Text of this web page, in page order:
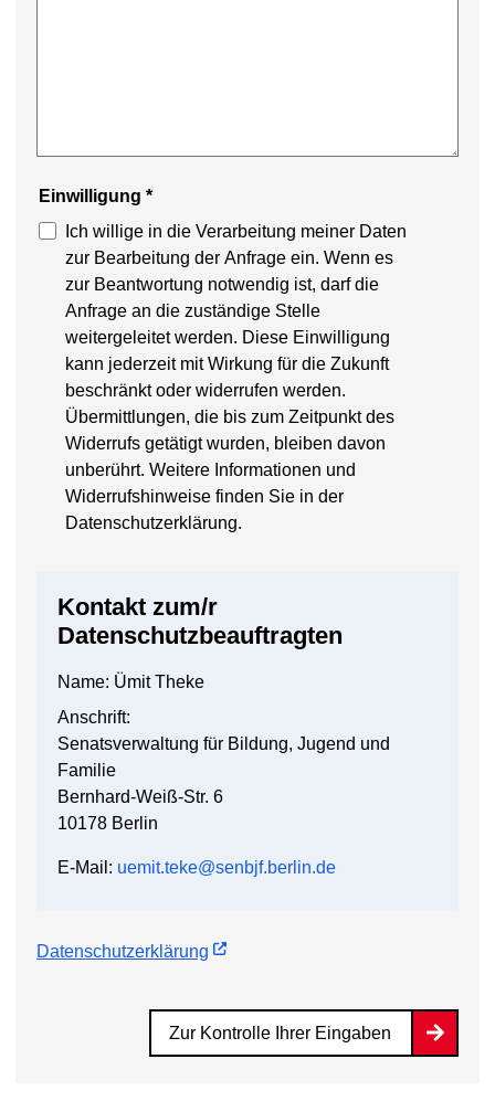
Einwilligung *
Ich willige in die Verarbeitung meiner Daten
zur Bearbeitung der Anfrage ein. Wenn es
zur Beantwortung notwendig ist, darf die
Anfrage an die zuständige Stelle
weitergeleitet werden. Diese Einwilligung
kann jederzeit mit Wirkung für die Zukunft
beschränkt oder widerrufen werden.
Übermittlungen, die bis zum Zeitpunkt des
Widerrufs getätigt wurden, bleiben davon
unberührt. Weitere Informationen und
Widerrufshinweise finden Sie in der
Datenschutzerklärung.
Kontakt zum/r
Datenschutzbeauftragten
Name: Ümit Theke
Anschrift:
Senatsverwaltung für Bildung, Jugend und
Familie
Bernhard-Weiß-Str. 6
10178 Berlin
E-Mail: uemit.teke@senbjf.berlin.de
Datenschutzerklärung
Zur Kontrolle Ihrer Eingaben